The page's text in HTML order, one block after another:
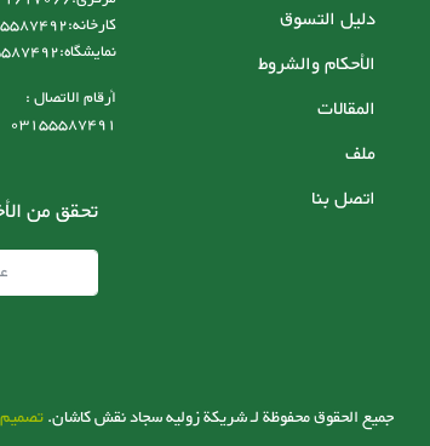
دليل التسوق
الأحكام والشروط
المقالات
ملف
اتصل بنا
نمایشگاه:03155587492 فکس:03155587493
أرقام الاتصال :
03155587491
تحقق من
جميع الحقوق محفوظة لـ شریکة زولیه سجاد نقش کاشان.